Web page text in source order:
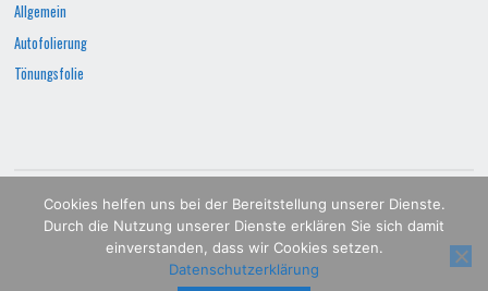
Allgemein
Autofolierung
Tönungsfolie
POWERED BY SEPTERA & WORDPRESS.
Cookies helfen uns bei der Bereitstellung unserer Dienste.
Durch die Nutzung unserer Dienste erklären Sie sich damit
einverstanden, dass wir Cookies setzen.
Datenschutzerklärung